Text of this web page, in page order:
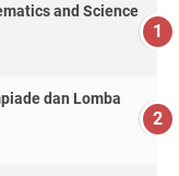
and Science
dan Lomba